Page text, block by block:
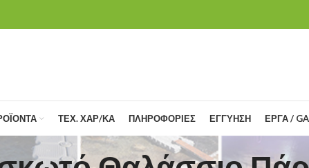
ΤΕΧ. ΧΑΡ/ΚΑ ΠΛΗΡΟΦΟΡΙΕΣ ΕΓΓΥΗΣΗ ΕΡΓΑ /